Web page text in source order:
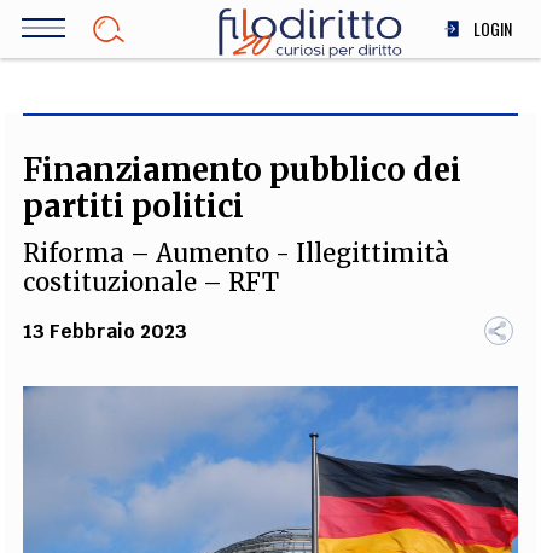
Salta
LOGIN
SOCIETÀ
MEDICINA
STORIA E FILOSOFIA
TEAM
FILODIRITTO REDAZIONE COMITATO SCIENTIFICO AUTORI CURATORI
FOTOGRAFI
COLLABORA CON NOI
Finanziamento pubblico dei
partiti politici
Riforma – Aumento - Illegittimità
costituzionale – RFT
13 Febbraio 2023